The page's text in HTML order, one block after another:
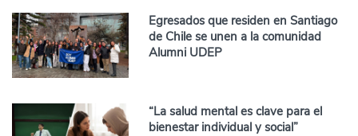
Egresados que residen en Santiago
de Chile se unen a la comunidad
Alumni UDEP
“La salud mental es clave para el
bienestar individual y social”